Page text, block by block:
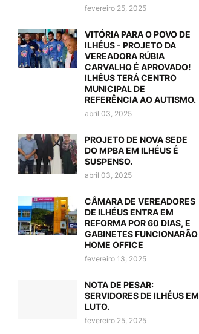
fevereiro 25, 2025
VITÓRIA PARA O POVO DE
ILHÉUS - PROJETO DA
VEREADORA RÚBIA
CARVALHO É APROVADO!
ILHÉUS TERÁ CENTRO
MUNICIPAL DE
REFERÊNCIA AO AUTISMO.
abril 03, 2025
PROJETO DE NOVA SEDE
DO MPBA EM ILHÉUS É
SUSPENSO.
abril 03, 2025
CÂMARA DE VEREADORES
DE ILHÉUS ENTRA EM
REFORMA POR 60 DIAS, E
GABINETES FUNCIONARÃO
HOME OFFICE
fevereiro 13, 2025
NOTA DE PESAR:
SERVIDORES DE ILHÉUS EM
LUTO.
fevereiro 25, 2025